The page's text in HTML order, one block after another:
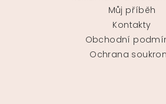
Můj příběh
Kontakty
Obchodní
Ochrana